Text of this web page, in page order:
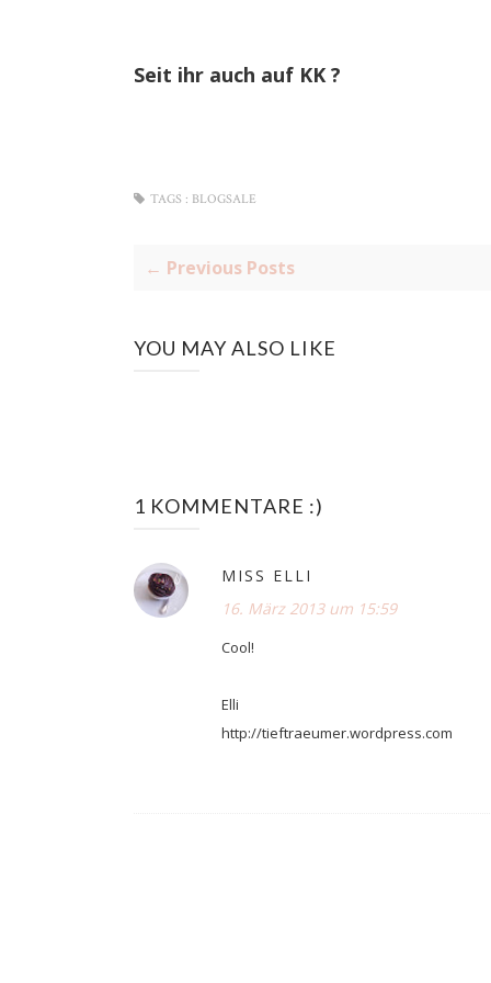
Seit ihr auch auf KK ?
TAGS : BLOGSALE
← Previous Posts
YOU MAY ALSO LIKE
1 KOMMENTARE :)
MISS ELLI
16. März 2013 um 15:59
Cool!
Elli
http://tieftraeumer.wordpress.com